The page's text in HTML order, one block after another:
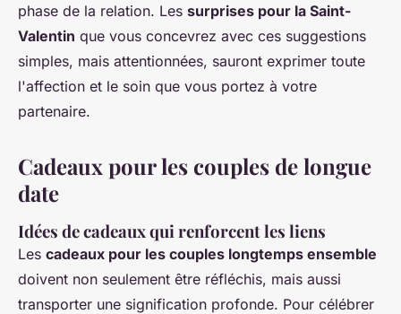
phase de la relation. Les surprises pour la Saint-
Valentin que vous concevrez avec ces suggestions
simples, mais attentionnées, sauront exprimer toute
l'affection et le soin que vous portez à votre
partenaire.
Cadeaux pour les couples de longue
date
Idées de cadeaux qui renforcent les liens
Les cadeaux pour les couples longtemps ensemble
doivent non seulement être réfléchis, mais aussi
transporter une signification profonde. Pour célébrer